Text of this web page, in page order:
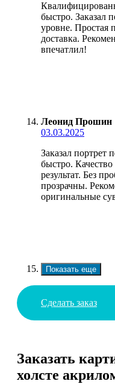
быстро. Заказал
уровне. Простая
доставка.
впечатлил!
Леонид Прошин
03.03.2025
Заказал портрет
быстро.
результат. Без
прозрачны.
оригинальные
Показать еще
Сделать заказ
Заказать
холсте